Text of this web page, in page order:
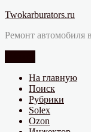
Перейти
содержимому
Twokarburators.ru
Ремонт автомобиля
На главную
Поиск
Рубрики
Solex
Ozon